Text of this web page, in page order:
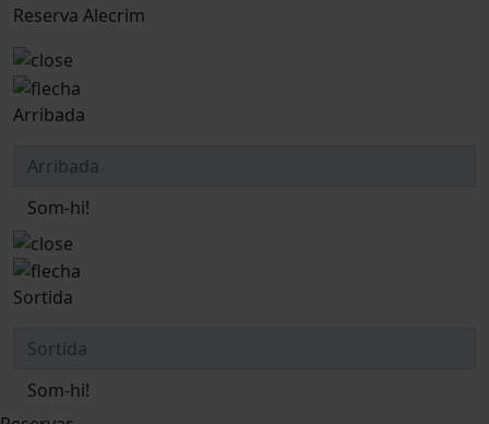
Reserva Alecrim
Arribada
Som-hi!
Sortida
Som-hi!